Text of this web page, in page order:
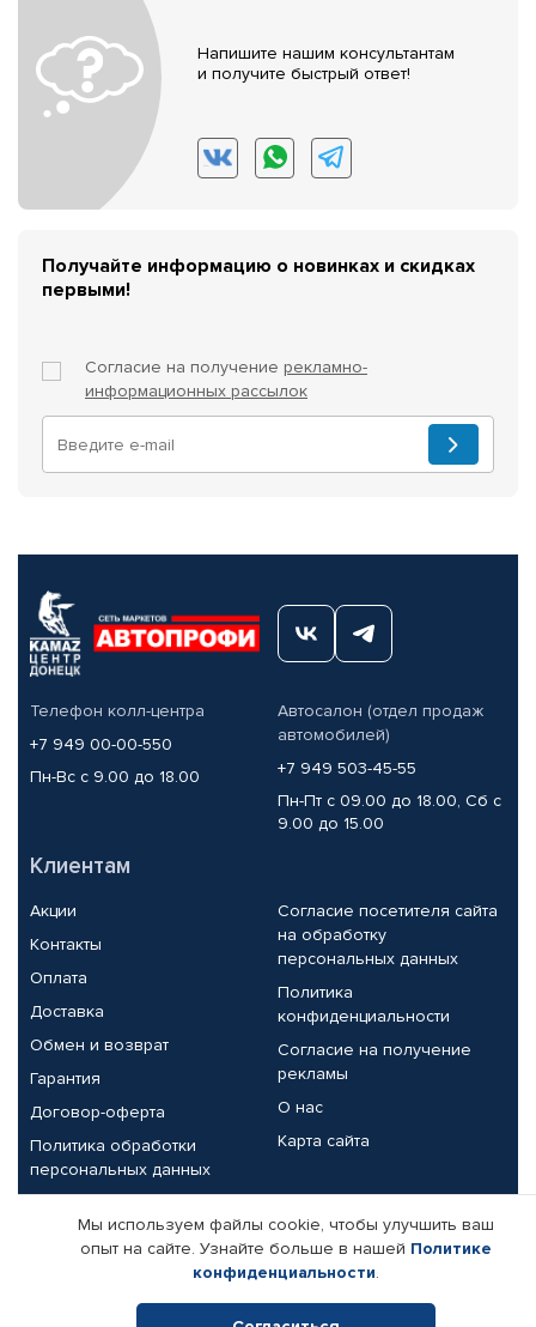
Напишите нашим консультантам
и получите быстрый ответ!
Получайте информацию о новинках и скидках
первыми!
Согласие на получение рекламно-
информационных рассылок
Телефон колл-центра
+7 949 00-00-550
Пн-Вс с 9.00 до 18.00
Автосалон (отдел продаж
автомобилей)
+7 949 503-45-55
Пн-Пт с 09.00 до 18.00, Сб с
9.00 до 15.00
Клиентам
Акции
Контакты
Оплата
Доставка
Обмен и возврат
Гарантия
Договор-оферта
Политика обработки
персональных данных
Согласие посетителя сайта
на обработку
персональных данных
Политика
конфиденциальности
Согласие на получение
рекламы
О нас
Карта сайта
Партнерам
Корпоративным клиентам
Поставщикам
Реквизиты компании
Мы используем файлы cookie, чтобы улучшить ваш
опыт на сайте. Узнайте больше в нашей Политике
конфиденциальности.